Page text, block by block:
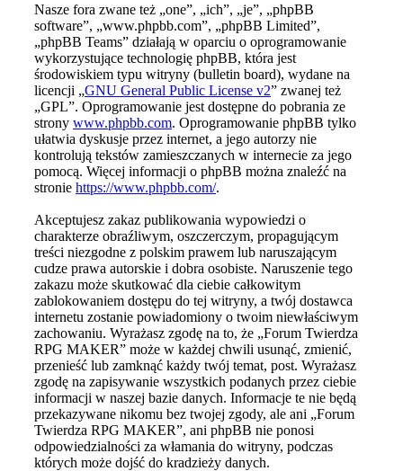
Nasze fora zwane też „one”, „ich”, „je”, „phpBB
software”, „www.phpbb.com”, „phpBB Limited”,
„phpBB Teams” działają w oparciu o oprogramowanie
wykorzystujące technologię phpBB, która jest
środowiskiem typu witryny (bulletin board), wydane na
licencji „GNU General Public License v2” zwanej też
„GPL”. Oprogramowanie jest dostępne do pobrania ze
strony www.phpbb.com. Oprogramowanie phpBB tylko
ułatwia dyskusje przez internet, a jego autorzy nie
kontrolują tekstów zamieszczanych w internecie za jego
pomocą. Więcej informacji o phpBB można znaleźć na
stronie https://www.phpbb.com/.
Akceptujesz zakaz publikowania wypowiedzi o
charakterze obraźliwym, oszczerczym, propagującym
treści niezgodne z polskim prawem lub naruszającym
cudze prawa autorskie i dobra osobiste. Naruszenie tego
zakazu może skutkować dla ciebie całkowitym
zablokowaniem dostępu do tej witryny, a twój dostawca
internetu zostanie powiadomiony o twoim niewłaściwym
zachowaniu. Wyrażasz zgodę na to, że „Forum Twierdza
RPG MAKER” może w każdej chwili usunąć, zmienić,
przenieść lub zamknąć każdy twój temat, post. Wyrażasz
zgodę na zapisywanie wszystkich podanych przez ciebie
informacji w naszej bazie danych. Informacje te nie będą
przekazywane nikomu bez twojej zgody, ale ani „Forum
Twierdza RPG MAKER”, ani phpBB nie ponosi
odpowiedzialności za włamania do witryny, podczas
których może dojść do kradzieży danych.